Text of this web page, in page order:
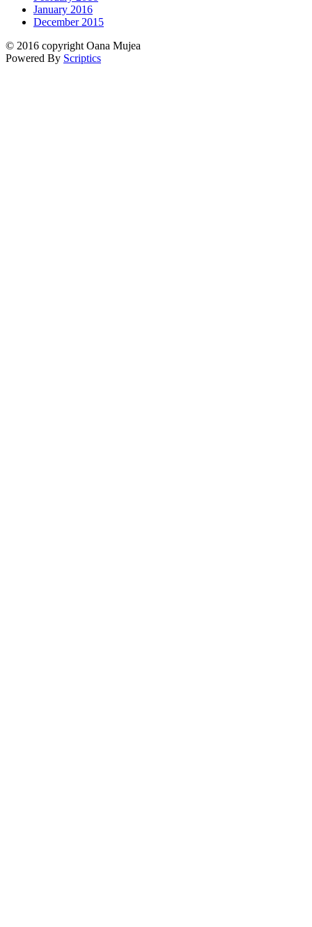
January 2016
December 2015
© 2016 copyright Oana Mujea
Powered By Scriptics